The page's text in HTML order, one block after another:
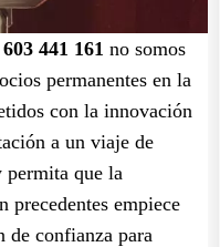
441 161 no somos
permanentes en la
con la innovación
a un viaje de
permita que la
precedentes empiece
de confianza para